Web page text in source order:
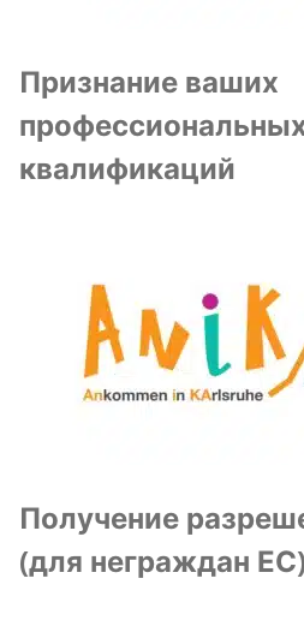
Признание ваших
квалификаций
Получение
(для неграждан ЕС)